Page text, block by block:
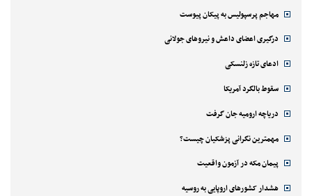
مهاجم پرسپولیس به پیکان پیوست
درگیری اعضای داعش و نیروهای جولانی
ادعای تازه زلنسکی
سقوط بالگرد آمریکا
دریاچه ارومیه جان گرفت
مهمترین نگرانی پزشکیان چیست؟
پیمان مکه در آزمون واقعیت
هشدار کشورهای اروپایی به روسیه